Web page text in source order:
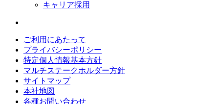
キャリア採用
ご利用にあたって
プライバシーポリシー
特定個人情報基本方針
マルチステークホルダー方針
サイトマップ
本社地図
各種お問い合わせ